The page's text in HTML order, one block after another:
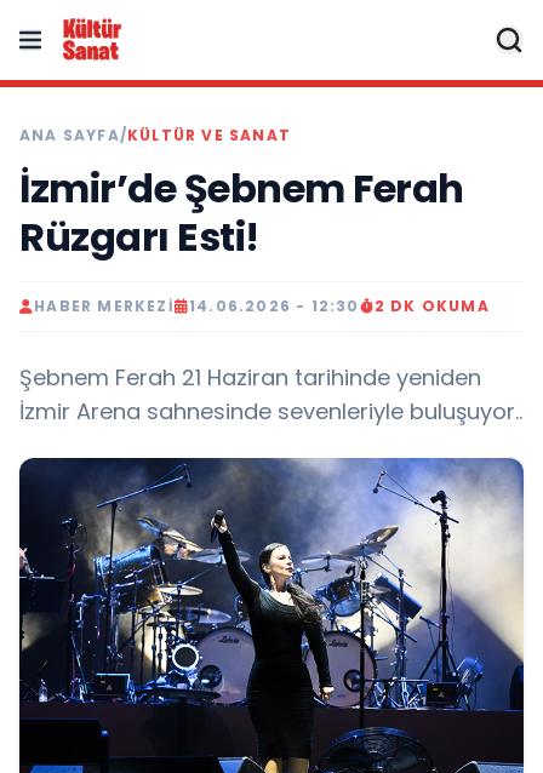
ANA SAYFA/KÜLTÜR VE SANAT
İzmir’de Şebnem Ferah
Rüzgarı Esti!
HABER MERKEZI 14.06.2026 - 12:30 2 DK OKUMA
Şebnem Ferah 21 Haziran tarihinde yeniden
İzmir Arena sahnesinde sevenleriyle buluşuyor..